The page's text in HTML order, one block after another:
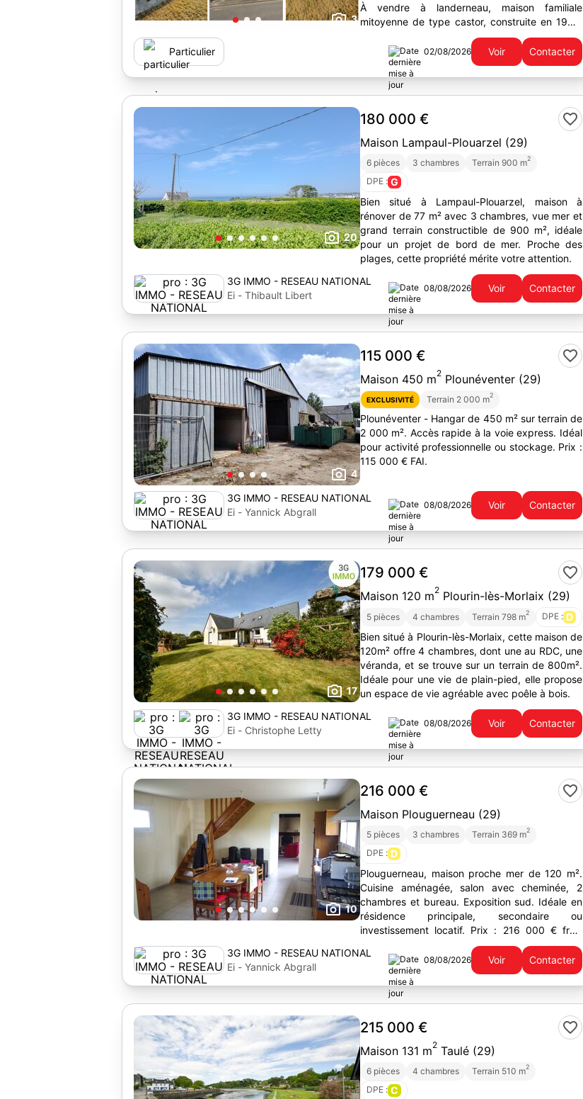
3
À vendre à landerneau, maison familiale
mitoyenne de type castor, construite en 1962,
offrant une surface habitable de 153 m²,...
Particulier
02/08/2026 Voir Contacter
20
180 000 €
Maison Lampaul-Plouarzel (29)
6 pièces 3 chambres Terrain 900 m2
DPE : G
Bien situé à Lampaul-Plouarzel, maison à
rénover de 77 m² avec 3 chambres, vue mer et
grand terrain constructible de 900 m², idéale
pour un projet de bord de mer. Proche des
plages, cette propriété mérite votre attention.
3G IMMO - RESEAU NATIONAL
Ei - Thibault Libert
08/08/2026 Voir Contacter
4
115 000 €
Maison 450 m2 Plounéventer (29)
EXCLUSIVITÉ Terrain 2 000 m2
Plounéventer - Hangar de 450 m² sur terrain de
2 000 m². Accès rapide à la voie express. Idéal
pour activité professionnelle ou stockage. Prix :
115 000 € FAI.
3G IMMO - RESEAU NATIONAL
Ei - Yannick Abgrall
08/08/2026 Voir Contacter
17
179 000 €
Maison 120 m2 Plourin-lès-Morlaix (29)
5 pièces 4 chambres Terrain 798 m2 DPE : D
Bien situé à Plourin-lès-Morlaix, cette maison de
120m² offre 4 chambres, dont une au RDC, une
véranda, et se trouve sur un terrain de 800m².
Idéale pour une vie de plain-pied, elle propose
un espace de vie agréable avec poêle à bois.
3G IMMO - RESEAU NATIONAL
Ei - Christophe Letty
08/08/2026 Voir Contacter
10
216 000 €
Maison Plouguerneau (29)
5 pièces 3 chambres Terrain 369 m2
DPE : D
Plouguerneau, maison proche mer de 120 m².
Cuisine aménagée, salon avec cheminée, 2
chambres et bureau. Exposition sud. Idéale en
résidence principale, secondaire ou
investissement locatif. Prix : 216 000 € frais
3G IMMO - RESEAU NATIONAL
Ei - Yannick Abgrall
08/08/2026 Voir Contacter
215 000 €
Maison 131 m2 Taulé (29)
6 pièces 4 chambres Terrain 510 m2
DPE : C